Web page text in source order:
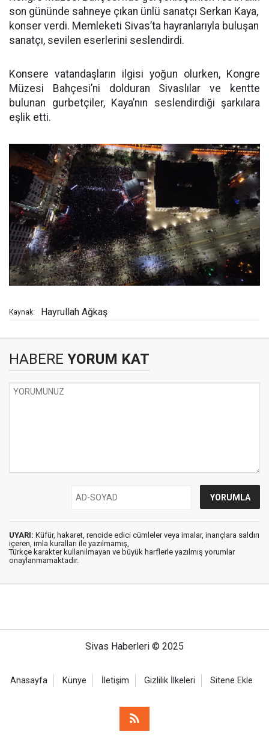
son gününde sahneye çıkan ünlü sanatçı Serkan Kaya,
konser verdi. Memleketi Sivas’ta hayranlarıyla buluşan
sanatçı, sevilen eserlerini seslendirdi.
Konsere vatandaşların ilgisi yoğun olurken, Kongre
Müzesi Bahçesi’ni dolduran Sivaslılar ve kentte
bulunan gurbetçiler, Kaya’nın seslendirdiği şarkılara
eşlik etti.
Kaynak: Hayrullah Ağkaş
HABERE YORUM KAT
UYARI: Küfür, hakaret, rencide edici cümleler veya imalar, inançlara saldırı
içeren, imla kuralları ile yazılmamış,
Türkçe karakter kullanılmayan ve büyük harflerle yazılmış yorumlar
onaylanmamaktadır.
Sivas Haberleri © 2025
Anasayfa Künye İletişim Gizlilik İlkeleri Sitene Ekle